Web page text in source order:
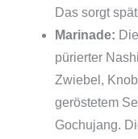
e
Das sorgt
Marinade:
pürierter
Zwiebel,
geröstetem
Gochujang.